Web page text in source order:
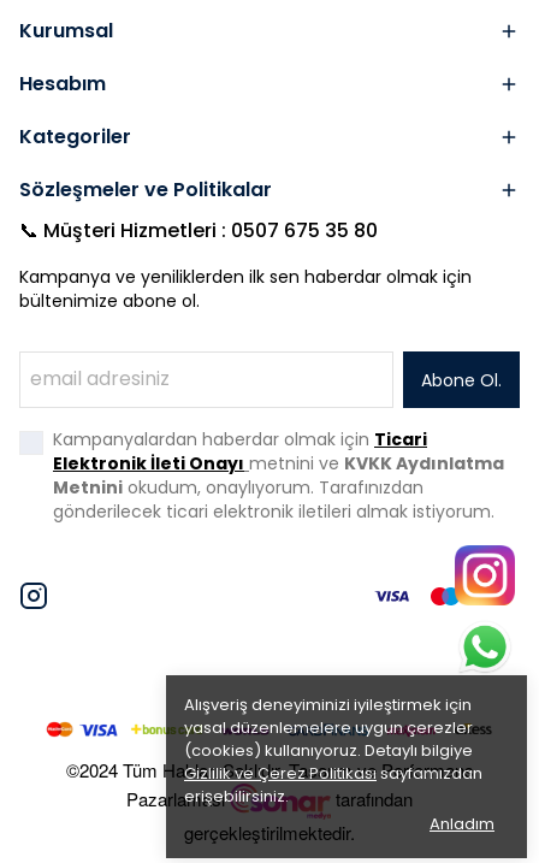
Alışveriş deneyiminizi iyileştirmek için
yasal düzenlemelere uygun çerezler
(cookies) kullanıyoruz. Detaylı bilgiye
Gizlilik ve Çerez Politikasısayfamızdan
erişebilirsiniz.
Anladım
Kurumsal
Hesabım
Kategoriler
Sözleşmeler ve Politikalar
📞 Müşteri Hizmetleri : 0507 675 35 80
Kampanya ve yeniliklerden ilk sen haberdar olmak için
bültenimize abone ol.
Abone Ol.
Kampanyalardan haberdar olmak için Ticari
Elektronik İleti Onayı metnini ve KVKK Aydınlatma
Metnini okudum, onaylıyorum. Tarafınızdan
gönderilecek ticari elektronik iletileri almak istiyorum.
©2024 Tüm Hakları Saklıdır. Tasarım ve Performans
Pazarlaması
tarafından
gerçekleştirilmektedir.